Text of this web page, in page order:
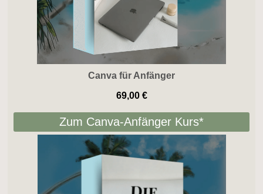
Canva für Anfänger
69,00 €
Zum Canva-Anfänger Kurs*